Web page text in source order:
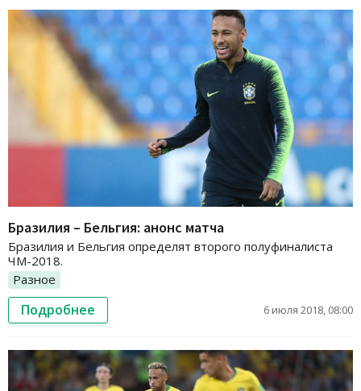
Бразилия – Бельгия: анонс матча
Бразилия и Бельгия определят второго полуфиналиста
ЧМ-2018.
Разное
Подробнее 6 июля 2018, 08:00